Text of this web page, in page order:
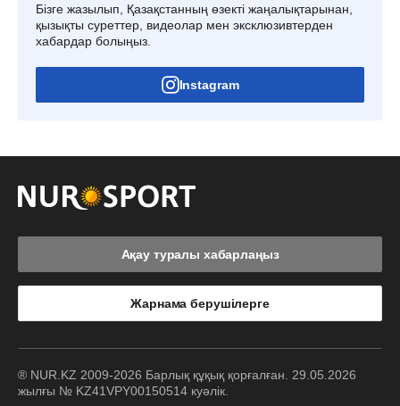
Бізге жазылып, Қазақстанның өзекті жаңалықтарынан,
қызықты суреттер, видеолар мен эксклюзивтерден
хабардар болыңыз.
Instagram
Ақау туралы хабарлаңыз
Жарнама берушілерге
® NUR.KZ 2009-2026 Барлық құқық қорғалған. 29.05.2026
жылғы № KZ41VPY00150514 куәлік.